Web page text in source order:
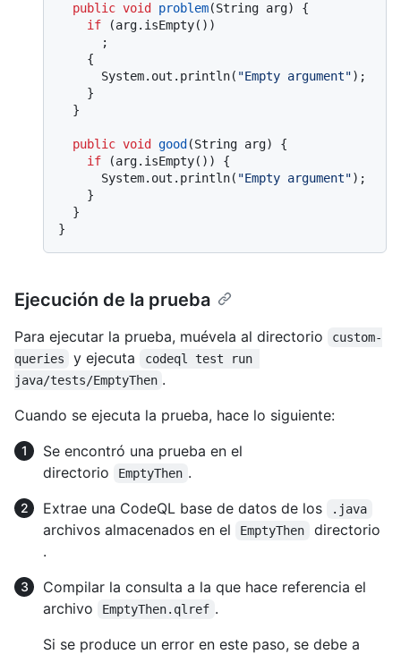
public void problem(String arg)
{
if (arg.isEmpty())
      System.out.println(
"Empty argument");
public void good (String arg)
{
if (arg.isEmpty()) {
      System.out.println(
"Empty argument");
Ejecución de la prueba
Para ejecutar la prueba, muévela al directorio
custom-
queries
y ejecuta
codeql test run
java/tests/EmptyThen .
Cuando se ejecuta la prueba, hace lo siguiente:
Se encontró una prueba en el
directorio
EmptyThen .
Extrae una CodeQL base de datos de los
.java
archivos almacenados en el EmptyThen
directorio
.
Compilar la consulta a la que hace referencia el
archivo
EmptyThen.qlref .
Si se produce un error en este paso, se debe a